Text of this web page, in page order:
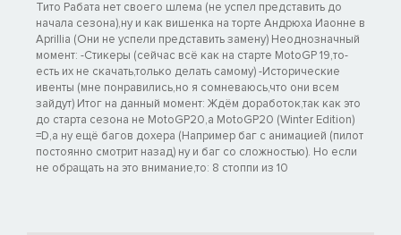
Тито Рабата нет своего шлема (не успел представить до
начала сезона),ну и как вишенка на торте Андрюха Иаонне в
Aprillia (Они не успели представить замену) Неоднозначный
момент: -Стикеры (сейчас всё как на старте MotoGP 19,то-
есть их не скачать,только делать самому) -Исторические
ивенты (мне понравились,но я сомневаюсь,что они всем
зайдут) Итог на данный момент: Ждём доработок,так как это
до старта сезона не MotoGP20,а MotoGP20 (Winter Edition)
=D,а ну ещё багов дохера (Например баг с анимацией (пилот
постоянно смотрит назад) ну и баг со сложностью). Но если
не обращать на это внимание,то: 8 стоппи из 10